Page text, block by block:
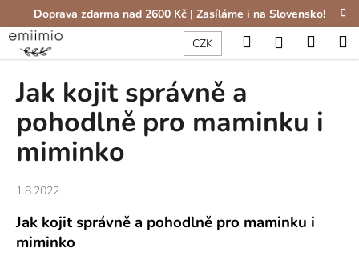
obsah
Doprava zdarma nad 2600 Kč | Zasíláme i na Slovensko!
CZK
HledatPřihlášení
Jak kojit správně a
pohodlně pro maminku i
miminko
1.8.2022
Jak kojit správně a pohodlně pro maminku i
miminko
o
Zpět
Zpět
C
o
p
o
ř
e
b
u